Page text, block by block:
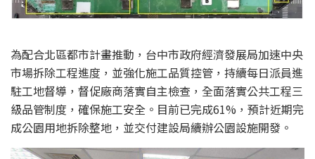
為配合北區都市計畫推動，台中市政府經濟發展局加速中央
市場拆除工程進度，並強化施工品質控管，持續每日派員進
駐工地督導，督促廠商落實自主檢查，全面落實公共工程三
級品管制度，確保施工安全。目前已完成61%，預計近期完
成公園用地拆除整地，並交付建設局續辦公園設施開發。